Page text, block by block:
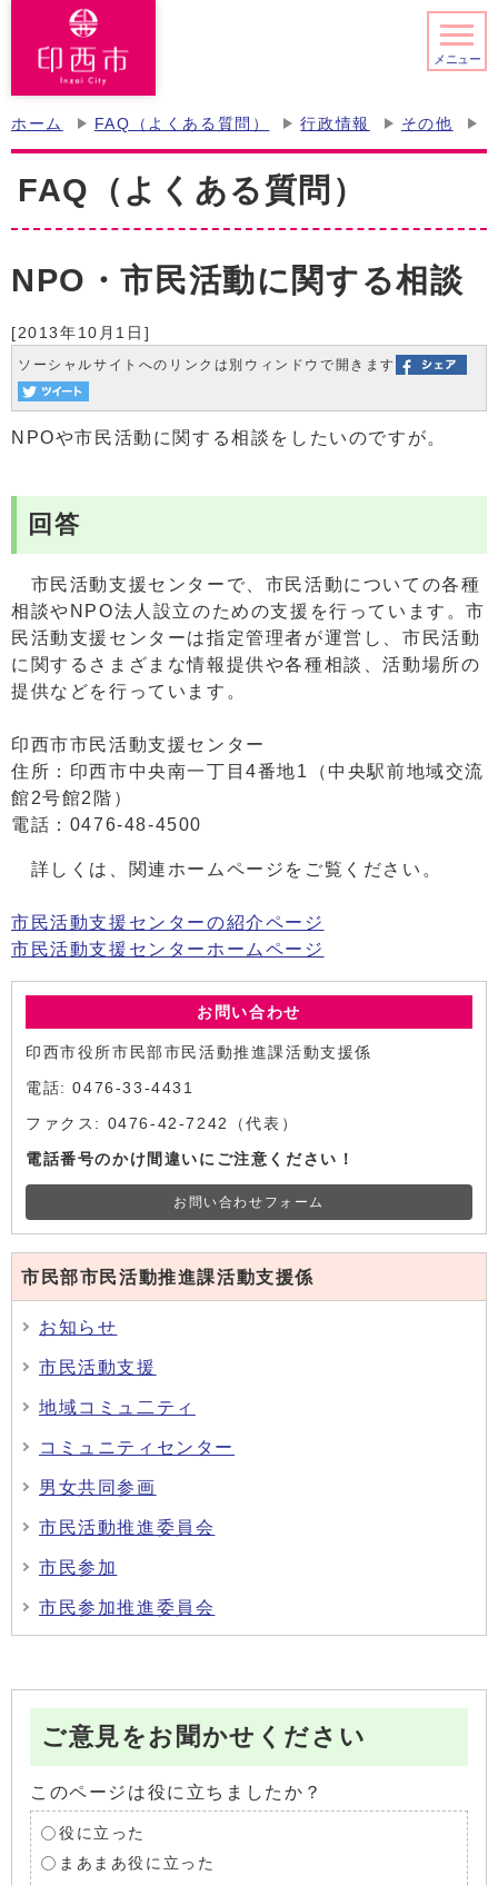
メニュー
ホーム FAQ（よくある質問） 行政情報 その他
FAQ（よくある質問）
NPO・市民活動に関する相談
[2013年10月1日]
ソーシャルサイトへのリンクは別ウィンドウで開きます
NPOや市民活動に関する相談をしたいのですが。
回答
市民活動支援センターで、市民活動についての各種
相談やNPO法人設立のための支援を行っています。市
民活動支援センターは指定管理者が運営し、市民活動
に関するさまざまな情報提供や各種相談、活動場所の
提供などを行っています。
印西市市民活動支援センター
住所：印西市中央南一丁目4番地1（中央駅前地域交流
館2号館2階）
電話：0476-48-4500
詳しくは、関連ホームページをご覧ください。
市民活動支援センターの紹介ページ
市民活動支援センターホームページ
お問い合わせ
印西市役所市民部市民活動推進課活動支援係
電話: 0476-33-4431
ファクス: 0476-42-7242（代表）
電話番号のかけ間違いにご注意ください！
お問い合わせフォーム
市民部市民活動推進課活動支援係
お知らせ
市民活動支援
地域コミュ二ティ
コミュニティセンター
男女共同参画
市民活動推進委員会
市民参加
市民参加推進委員会
ご意見をお聞かせください
このページは役に立ちましたか？
役に立った
まあまあ役に立った